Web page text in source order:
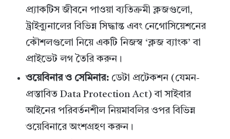
প্র্যাকটিস জীবনে পাওয়া ব্যতিক্রমী ক্লজগুলো,
ট্রাইব্যুনালের বিভিন্ন সিদ্ধান্ত এবং নেগোসিয়েশনের
কৌশলগুলো নিয়ে একটি নিজস্ব ‘ক্লজ ব্যাংক’ বা
প্রাইভেট লগ তৈরি করুন।
ওয়েবিনার ও সেমিনার: ডেটা প্রটেকশন (যেমন-
প্রস্তাবিত Data Protection Act) বা সাইবার
আইনের পরিবর্তনশীল নিয়মাবলির ওপর বিভিন্ন
ওয়েবিনারে অংশগ্রহণ করুন।